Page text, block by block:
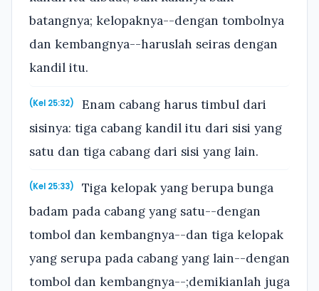
batangnya; kelopaknya--dengan tombolnya
dan kembangnya--haruslah seiras dengan
kandil itu.
(Kel 25:32)
Enam cabang harus timbul dari
sisinya: tiga cabang kandil itu dari sisi yang
satu dan tiga cabang dari sisi yang lain.
(Kel 25:33)
Tiga kelopak yang berupa bunga
badam pada cabang yang satu--dengan
tombol dan kembangnya--dan tiga kelopak
yang serupa pada cabang yang lain--dengan
tombol dan kembangnya--;demikianlah juga